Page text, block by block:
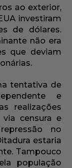
ao exterior,
investiram
de dólares.
não era
que deviam
tentativa de
e
realizações
censura e
no
estaria
Tampouco
população